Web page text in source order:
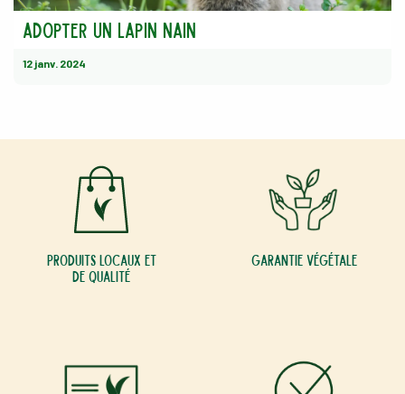
Adopter un lapin nain
12 janv. 2024
Produits locaux et
de qualité
Garantie végétale